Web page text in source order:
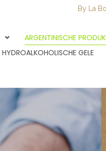
By La
ARGENTINISCHE
HYDROALKOHOLISCHE GELE